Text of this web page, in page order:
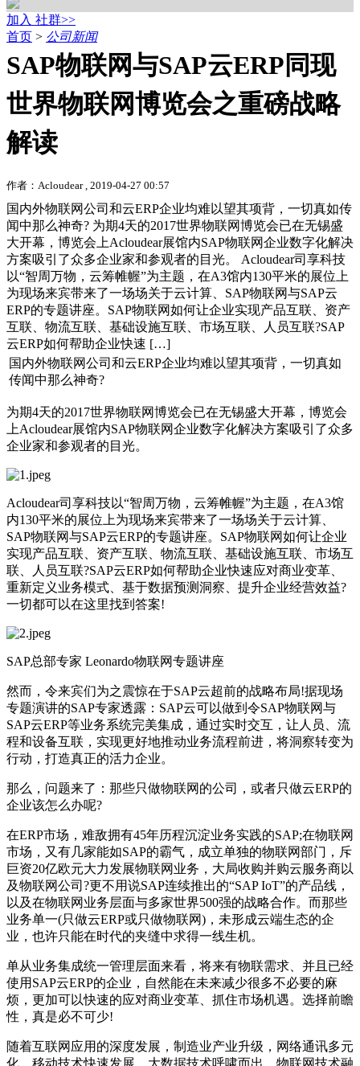
加入 社群>>
首页 > 公司新闻
SAP物联网与SAP云ERP同现
世界物联网博览会之重磅战略
解读
作者：Acloudear , 2019-04-27 00:57
国内外物联网公司和云ERP企业均难以望其项背，一切真如传
闻中那么神奇? 为期4天的2017世界物联网博览会已在无锡盛
大开幕，博览会上Acloudear展馆内SAP物联网企业数字化解决
方案吸引了众多企业家和参观者的目光。 Acloudear司享科技
以“智周万物，云筹帷幄”为主题，在A3馆内130平米的展位上
为现场来宾带来了一场场关于云计算、SAP物联网与SAP云
ERP的专题讲座。SAP物联网如何让企业实现产品互联、资产
互联、物流互联、基础设施互联、市场互联、人员互联?SAP
云ERP如何帮助企业快速 […]
国内外物联网公司和云ERP企业均难以望其项背，一切真如
传闻中那么神奇?
为期4天的2017世界物联网博览会已在无锡盛大开幕，博览会
上Acloudear展馆内SAP物联网企业数字化解决方案吸引了众多
企业家和参观者的目光。
Acloudear司享科技以“智周万物，云筹帷幄”为主题，在A3馆
内130平米的展位上为现场来宾带来了一场场关于云计算、
SAP物联网与SAP云ERP的专题讲座。SAP物联网如何让企业
实现产品互联、资产互联、物流互联、基础设施互联、市场互
联、人员互联?SAP云ERP如何帮助企业快速应对商业变革、
重新定义业务模式、基于数据预测洞察、提升企业经营效益?
一切都可以在这里找到答案!
SAP总部专家 Leonardo物联网专题讲座
然而，令来宾们为之震惊在于SAP云超前的战略布局!据现场
专题演讲的SAP专家透露：SAP云可以做到令SAP物联网与
SAP云ERP等业务系统完美集成，通过实时交互，让人员、流
程和设备互联，实现更好地推动业务流程前进，将洞察转变为
行动，打造真正的活力企业。
那么，问题来了：那些只做物联网的公司，或者只做云ERP的
企业该怎么办呢?
在ERP市场，难敌拥有45年历程沉淀业务实践的SAP;在物联网
市场，又有几家能如SAP的霸气，成立单独的物联网部门，斥
巨资20亿欧元大力发展物联网业务，大局收购并购云服务商以
及物联网公司?更不用说SAP连续推出的“SAP IoT”的产品线，
以及在物联网业务层面与多家世界500强的战略合作。而那些
业务单一(只做云ERP或只做物联网)，未形成云端生态的企
业，也许只能在时代的夹缝中求得一线生机。
单从业务集成统一管理层面来看，将来有物联需求、并且已经
使用SAP云ERP的企业，自然能在未来减少很多不必要的麻
烦，更加可以快速的应对商业变革、抓住市场机遇。选择前瞻
性，真是必不可少!
随着互联网应用的深度发展，制造业产业升级，网络通讯多元